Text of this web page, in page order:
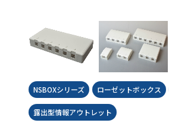
NSBOXシリーズ ローゼットボックス
露出型情報アウトレット